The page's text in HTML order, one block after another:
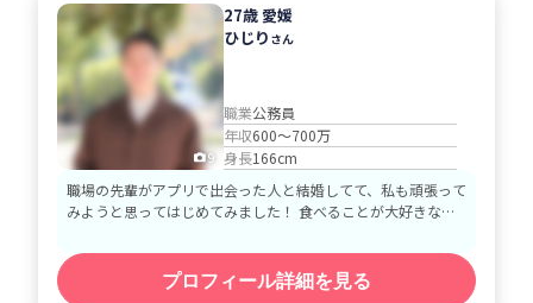
9
27歳 愛媛
ひじり さん
職業公務員
年収600～700万
身長166cm
職場の先輩がアプリで出会った人と結婚してて、私も頑張って
みようと思ってはじめてみました！ 食べることが大好きな…
プロフィール詳細を見る